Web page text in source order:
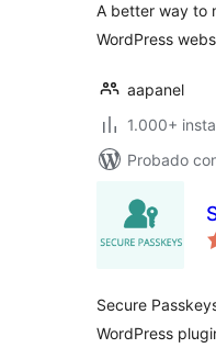
A better way to
WordPress
aapanel
1.000+
Probado
Secure
WordPress